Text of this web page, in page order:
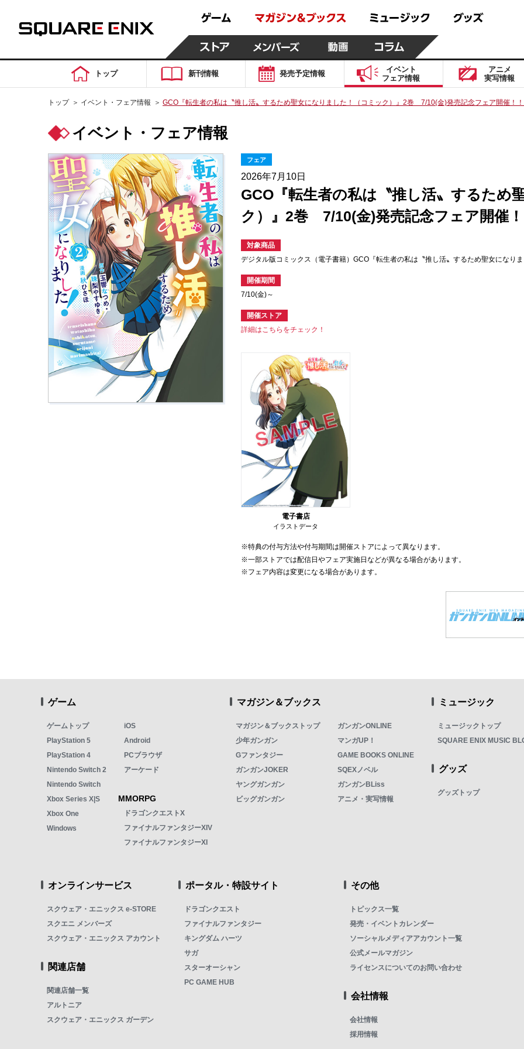
トップ 新刊情報 発売予定情報
イベント
フェア情報
アニメ
実写情報
トップ ＞ イベント・フェア情報 ＞ GCO『転生者の私は〝推し活〟するため聖女になりました！（コミック）』2巻 7/10(金)発売記念フェア開催！！
イベント・フェア情報
フェア
2026年7月10日
GCO『転生者の私は〝推し活〟するため
ク）』2巻 7/10(金)発売記念フェア開催
対象商品
デジタル版コミックス（電子書籍）GCO『転生者の私は〝推し活〟するため聖女にな
開催期間
7/10(金)～
開催ストア
詳細はこちらをチェック！
電子書店
イラストデータ
※特典の付与方法や付与期間は開催ストアによって異なります。
※一部ストアでは配信日やフェア実施日などが異なる場合があります。
※フェア内容は変更になる場合があります。
ゲーム
ゲームトップ
PlayStation 5
PlayStation 4
Nintendo Switch 2
Nintendo Switch
Xbox Series X|S
Xbox One
Windows
iOS
Android
PCブラウザ
アーケード
MMORPG
ドラゴンクエストX
ファイナルファンタジーXIV
ファイナルファンタジーXI
マガジン＆ブックス
マガジン＆ブックストップ
少年ガンガン
Gファンタジー
ガンガンJOKER
ヤングガンガン
ビッグガンガン
ガンガンONLINE
マンガUP！
GAME BOOKS ONLINE
SQEXノベル
ガンガンBLiss
アニメ・実写情報
ミュージック
ミュージックトップ
SQUARE ENIX MUSIC
グッズ
グッズトップ
オンラインサービス
スクウェア・エニックス e-STORE
スクエニ メンバーズ
スクウェア・エニックス アカウント
関連店舗
関連店舗一覧
アルトニア
スクウェア・エニックス ガーデン
ポータル・特設サイト
ドラゴンクエスト
ファイナルファンタジー
キングダム ハーツ
サガ
スターオーシャン
PC GAME HUB
その他
トピックス一覧
発売・イベントカレンダー
ソーシャルメディアアカウント一覧
公式メールマガジン
ライセンスについてのお問い合わせ
会社情報
会社情報
採用情報